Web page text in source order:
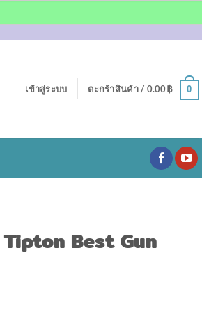
เข้าสู่ระบบ ตะกร้าสินค้า / 0.00฿ 0
Best Gun